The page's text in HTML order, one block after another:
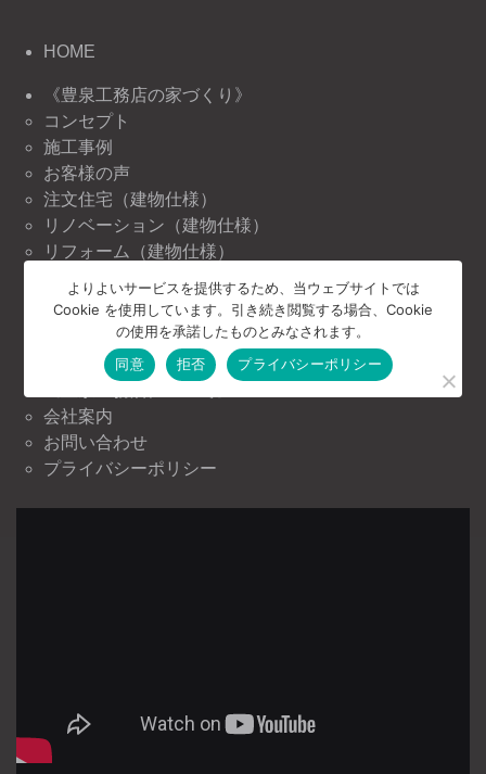
HOME
《豊泉工務店の家づくり》
コンセプト
施工事例
お客様の声
注文住宅（建物仕様）
リノベーション（建物仕様）
リフォーム（建物仕様）
《豊泉工務店の情報》
ニュース＆トピックス
イベント情報
会社案内
お問い合わせ
プライバシーポリシー
よりよいサービスを提供するため、当ウェブサイトでは
Cookie を使用しています。引き続き閲覧する場合、Cookie
の使用を承諾したものとみなされます。
同意
拒否 プライバシーポリシー